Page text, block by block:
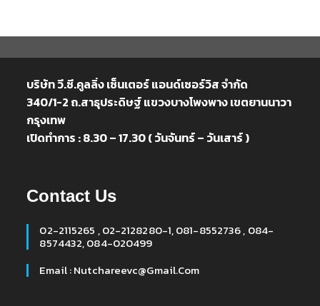
บริษัท วี.ซี.คูลลิ่ง เซ็นเตอร์ แอนด์เซอร์วิส จำกัด
340/1-2 ถ.สาธุประดิษฐ์ แขวงบางโพงพาง เขตยานนาวา
กรุงเทพ
เปิดทำการ : 8.30 – 17.30 ( วันจันทร์ – วันเสาร์ )
Contact Us
02-2115265 , 02-2128280-1, 081-8552736 , 084-
8574432, 084-020499
Email : Nutchareevc@gmail.com